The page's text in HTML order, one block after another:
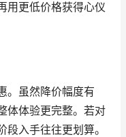
用更低价格获得心仪
。虽然降价幅度有
体体验更完整。若对
入手往往更划算。